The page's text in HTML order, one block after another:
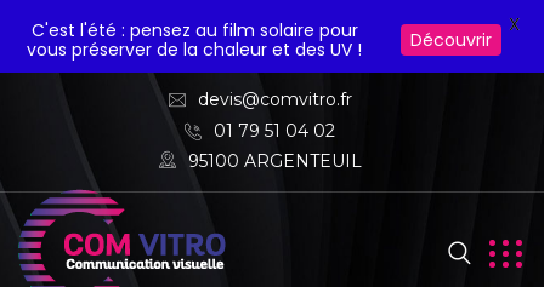
devis@comvitro.fr
01 79 51 04 02
95100 ARGENTEUIL
C'est l'été : pensez au film solaire pour
vous préserver de la chaleur et des UV !
Découvrir
X